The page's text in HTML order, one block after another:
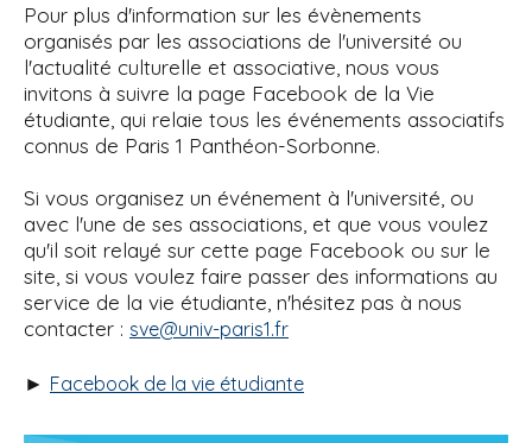
Pour plus d'information sur les évènements
organisés par les associations de l'université ou
l'actualité culturelle et associative, nous vous
invitons à suivre la page Facebook de la Vie
étudiante, qui relaie tous les événements associatifs
connus de Paris 1 Panthéon-Sorbonne.
Si vous organisez un événement à l'université, ou
avec l'une de ses associations, et que vous voulez
qu'il soit relayé sur cette page Facebook ou sur le
site, si vous voulez faire passer des informations au
service de la vie étudiante, n'hésitez pas à nous
contacter : sve@univ-paris1.fr
► Facebook de la vie étudiante